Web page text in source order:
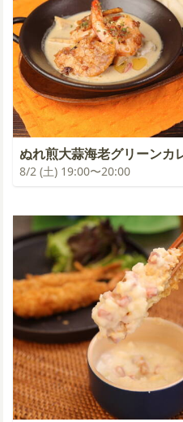
ぬれ煎大蒜海老グリーンカ
8/2 (土) 19:00〜20:00